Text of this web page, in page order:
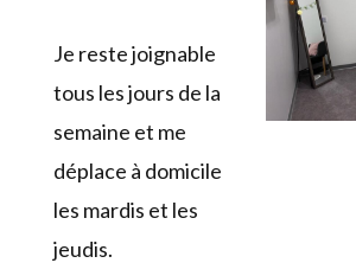
Je reste joignable
tous les jours de la
semaine et me
déplace à domicile
les mardis et les
jeudis.